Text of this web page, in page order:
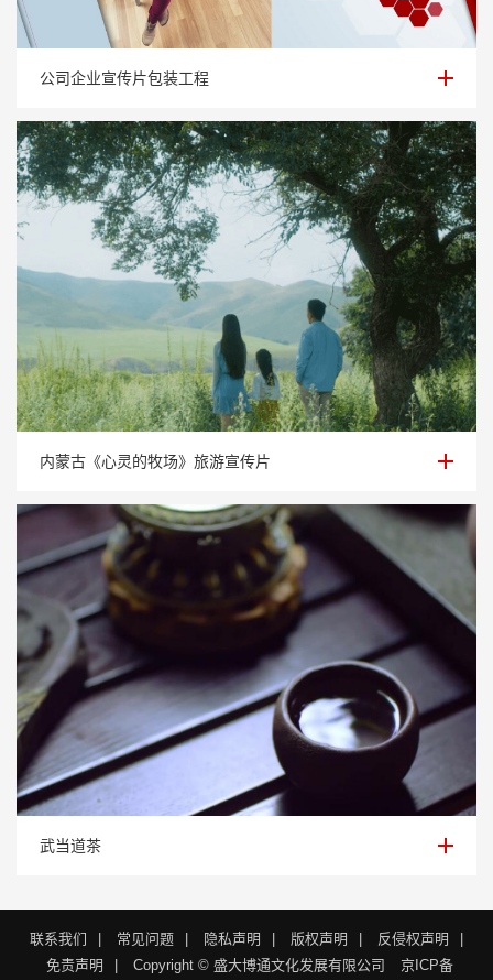
公司企业宣传片包装工程
公司企业宣传片包装工程
内蒙古《心灵的牧场》旅游宣传片
内蒙古《心灵的牧场》旅游宣传片
武当道茶
武当道茶
联系我们 | 常见问题 | 隐私声明 | 版权声明 | 反侵权声明
|
免责声明
| Copyright © 盛大博通文化发展有限公司 京ICP备